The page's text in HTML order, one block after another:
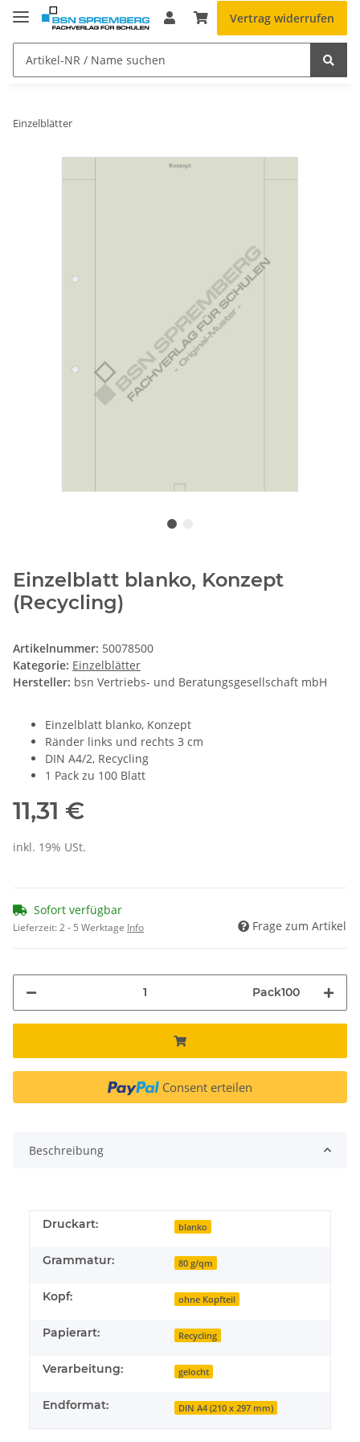
Vertrag widerrufen
Einzelblätter
Einzelblatt blanko, Konzept
(Recycling)
Artikelnummer: 50078500
Kategorie: Einzelblätter
Hersteller: bsn Vertriebs- und Beratungsgesellschaft mbH
Einzelblatt blanko, Konzept
Ränder links und rechts 3 cm
DIN A4/2, Recycling
1 Pack zu 100 Blatt
11,31 €
inkl. 19% USt.
Sofort verfügbar
Lieferzeit:2 - 5 Werktage Info Frage zum Artikel
Pack100
Consent erteilen
Beschreibung
Druckart: blanko
Grammatur: 80 g/qm
Kopf: ohne Kopfteil
Papierart: Recycling
Verarbeitung: gelocht
Endformat: DIN A4 (210 x 297 mm)